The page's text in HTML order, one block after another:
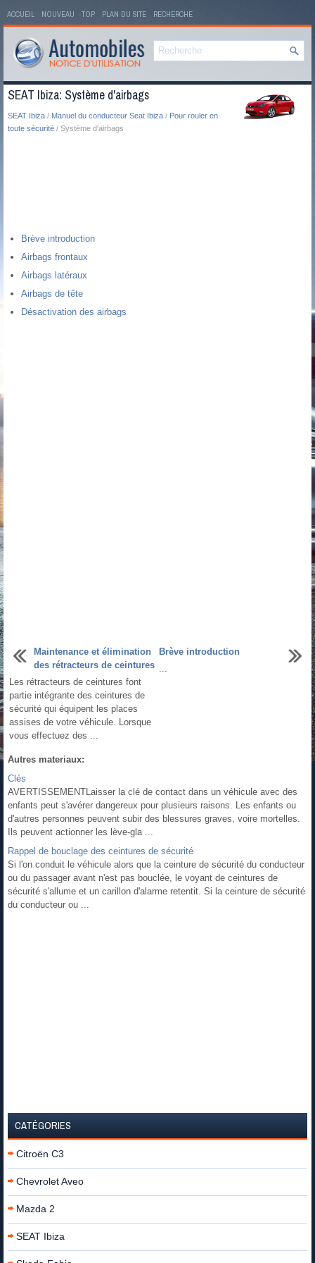
ACCUEIL NOUVEAU TOP PLAN DU SITE RECHERCHE
SEAT Ibiza: Système d'airbags
SEAT Ibiza / Manuel du conducteur Seat Ibiza / Pour rouler en
toute sécurité / Système d'airbags
Brève introduction
Airbags frontaux
Airbags latéraux
Airbags de tête
Désactivation des airbags
Maintenance et élimination
des rétracteurs de ceintures
Les rétracteurs de ceintures font
partie intégrante des ceintures de
sécurité qui équipent les places
assises de votre véhicule. Lorsque
vous effectuez des ...
Brève introduction
...
Autres materiaux:
Clés
AVERTISSEMENTLaisser la clé de contact dans un véhicule avec des
enfants peut s'avérer dangereux pour plusieurs raisons. Les enfants ou
d'autres personnes peuvent subir des blessures graves, voire mortelles.
Ils peuvent actionner les lève-gla ...
Rappel de bouclage des ceintures de sécurité
Si l'on conduit le véhicule alors que la ceinture de sécurité du conducteur
ou du passager avant n'est pas bouclée, le voyant de ceintures de
sécurité s'allume et un carillon d'alarme retentit. Si la ceinture de sécurité
du conducteur ou ...
CATÉGORIES
Citroën C3
Chevrolet Aveo
Mazda 2
SEAT Ibiza